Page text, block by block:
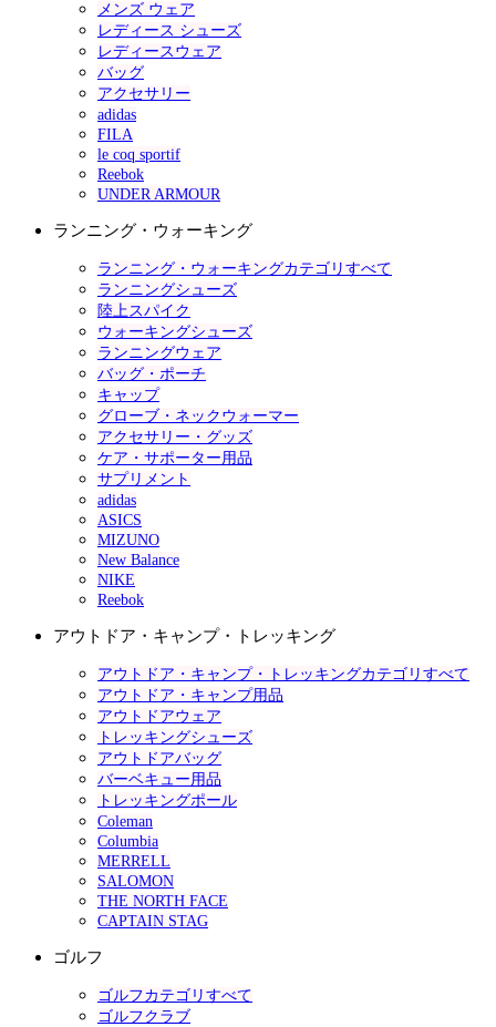
メンズ ウェア
レディース シューズ
レディースウェア
バッグ
アクセサリー
adidas
FILA
le coq sportif
Reebok
UNDER ARMOUR
ランニング・ウォーキング
ランニング・ウォーキングカテゴリすべて
ランニングシューズ
陸上スパイク
ウォーキングシューズ
ランニングウェア
バッグ・ポーチ
キャップ
グローブ・ネックウォーマー
アクセサリー・グッズ
ケア・サポーター用品
サプリメント
adidas
ASICS
MIZUNO
New Balance
NIKE
Reebok
アウトドア・キャンプ・トレッキング
アウトドア・キャンプ・トレッキングカテゴリすべて
アウトドア・キャンプ用品
アウトドアウェア
トレッキングシューズ
アウトドアバッグ
バーベキュー用品
トレッキングポール
Coleman
Columbia
MERRELL
SALOMON
THE NORTH FACE
CAPTAIN STAG
ゴルフ
ゴルフカテゴリすべて
ゴルフクラブ